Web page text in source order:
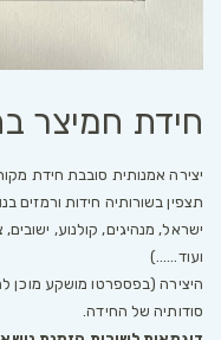
חידת חמיצר
יצירה אמנותית סובבת חידת
תצפין בשורותיה חידות ורמזים
ישראל, מנהיגים, קולנוע,
ועוד……)
היצירה (בפספרטו מושקע מוכן
סודותיה של החידה.